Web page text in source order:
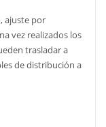
ajuste por
vez realizados los
trasladar a
de distribución a